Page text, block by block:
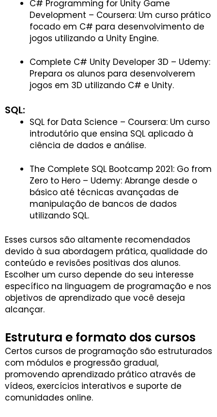
C# Programming for Unity Game
Development – Coursera: Um curso prático
focado em C# para desenvolvimento de
jogos utilizando a Unity Engine.
Complete C# Unity Developer 3D – Udemy:
Prepara os alunos para desenvolverem
jogos em 3D utilizando C# e Unity.
SQL:
SQL for Data Science – Coursera: Um curso
introdutório que ensina SQL aplicado à
ciência de dados e análise.
The Complete SQL Bootcamp 2021: Go from
Zero to Hero – Udemy: Abrange desde o
básico até técnicas avançadas de
manipulação de bancos de dados
utilizando SQL.
Esses cursos são altamente recomendados
devido à sua abordagem prática, qualidade do
conteúdo e revisões positivas dos alunos.
Escolher um curso depende do seu interesse
específico na linguagem de programação e nos
objetivos de aprendizado que você deseja
alcançar.
Estrutura e formato dos cursos
Certos cursos de programação são estruturados
com módulos e progressão gradual,
promovendo aprendizado prático através de
vídeos, exercícios interativos e suporte de
comunidades online.